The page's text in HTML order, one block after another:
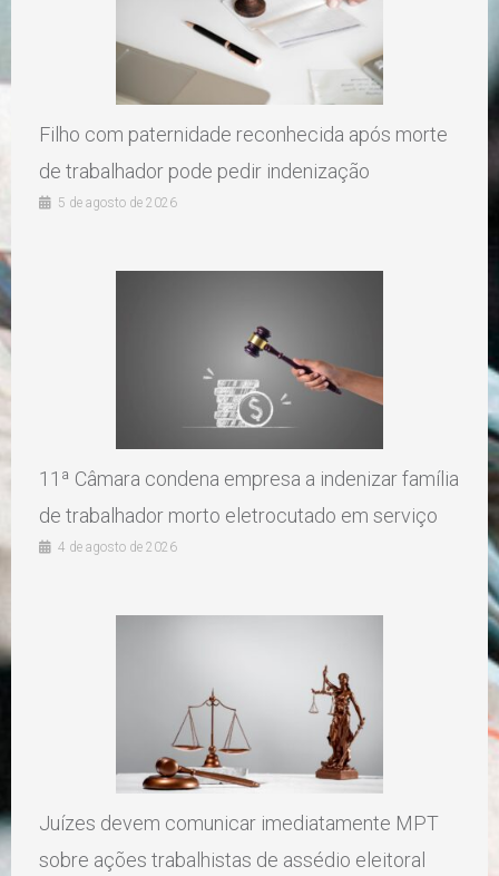
Filho com paternidade reconhecida após morte
de trabalhador pode pedir indenização
5 de agosto de 2026
11ª Câmara condena empresa a indenizar família
de trabalhador morto eletrocutado em serviço
4 de agosto de 2026
Juízes devem comunicar imediatamente MPT
sobre ações trabalhistas de assédio eleitoral